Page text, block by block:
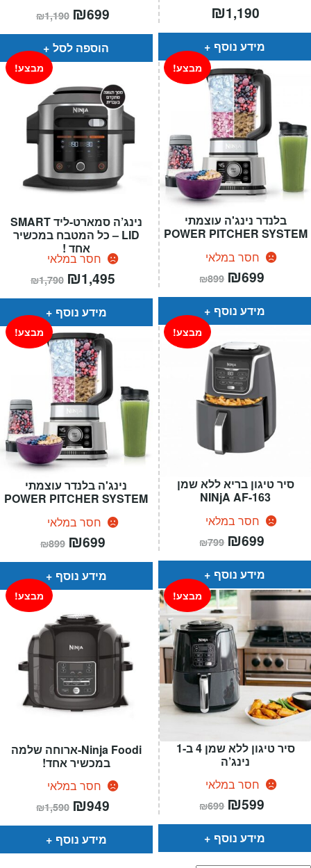
₪1,190 המחיר
המקורי
היה:
₪699
הוא:
הוספה לסל
₪1,190
מידע נוסף
נינג’ה סמארט-ליד SMART
LID – כל המטבח במכשיר
אחד !
חסר במלאי
מבצע!
₪1,790 המחיר
המקורי
היה:
₪1,790.
₪1,495
הוא:
מידע נוסף
בלנדר נינג'ה עוצמתי
POWER PITCHER SYSTEM
חסר במלאי
מבצע!
₪899 המחיר
המקורי
היה:
₪899.
₪699
הוא:
מידע נוסף
נינג'ה בלנדר עוצמתי
POWER PITCHER SYSTEM
חסר במלאי
מבצע!
₪899 המחיר
המקורי
היה:
₪899.
₪699
הוא:
מידע נוסף
סיר טיגון בריא ללא שמן
NINjA AF-163
חסר במלאי
מבצע!
₪799 המחיר
המקורי
היה:
₪799.
₪699
הוא:
מידע נוסף
Ninja Foodi-ארוחה שלמה
במכשיר אחד!
חסר במלאי
מבצע!
₪1,590 המחיר
המקורי
היה:
₪949
הוא:
מידע נוסף
סיר טיגון ללא שמן 4 ב-1
נינג’ה
חסר במלאי
מבצע!
₪699 המחיר
המקורי
היה:
₪699.
₪599
הוא:
מידע נוסף